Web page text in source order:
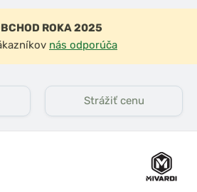
ROKA 2025
nás odporúča
Strážiť cenu